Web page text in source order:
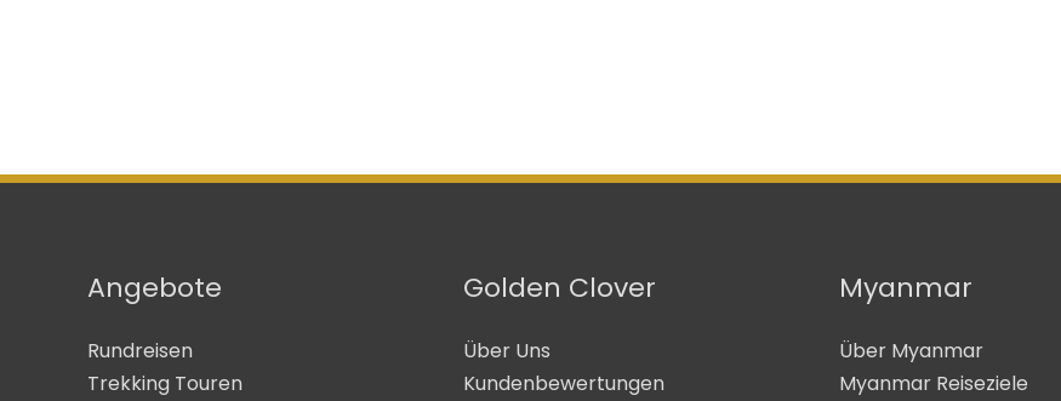
Angebote
Rundreisen
Trekking Touren
Golden Clover
Über Uns
Kundenbewertungen
Myanmar
Über Myanmar
Myanmar Reiseziele